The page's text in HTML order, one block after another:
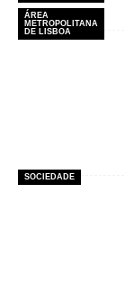
ÁREA
METROPOLITANA
DE LISBOA
SOCIEDADE